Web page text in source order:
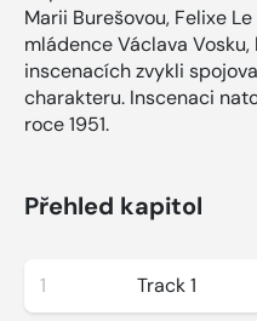
Marii Burešovou, Felixe
mládence Václava
inscenacích zvykli
charakteru. Inscenaci
roce 1951.
Přehled kapitol
1 Track 1